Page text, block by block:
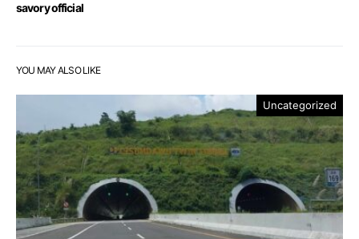
savory official
YOU MAY ALSO LIKE
Uncategorized